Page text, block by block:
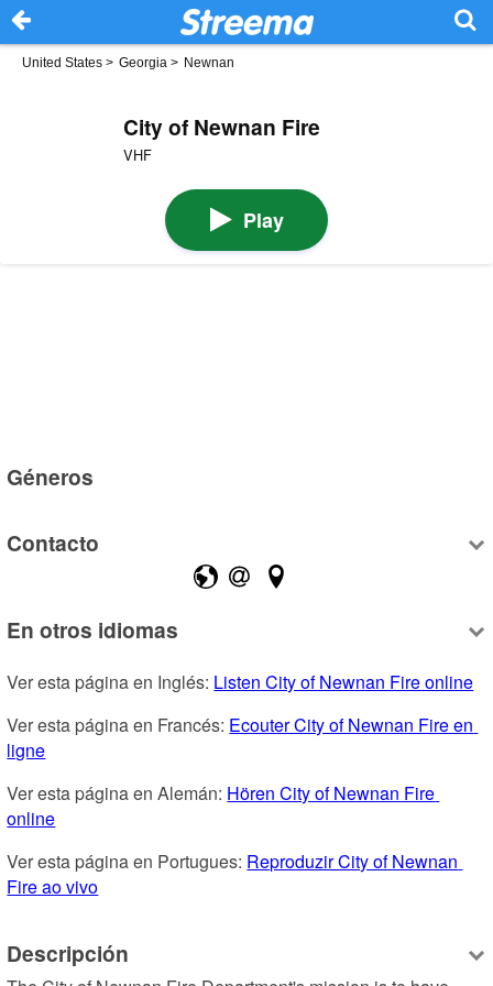
United States > Georgia > Newnan
City of Newnan Fire
VHF
Play
Géneros
Contacto
En otros idiomas
Ver esta página en Inglés: Listen City of Newnan Fire online
Ver esta página en Francés: Ecouter City of Newnan Fire en
ligne
Ver esta página en Alemán: Hören City of Newnan Fire
online
Ver esta página en Portugues: Reproduzir City of Newnan
Fire ao vivo
Descripción